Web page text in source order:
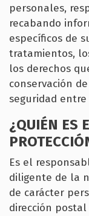
personales,
recabando
específicos de
tratamientos,
los derechos
conservación
seguridad entre
¿QUIÉN ES
Es el
diligente de la
de carácter
dirección postal